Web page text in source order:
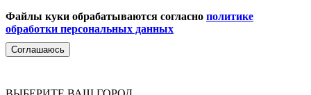
Файлы куки обрабатываются согласно политике
обработки персональных данных
Соглашаюсь